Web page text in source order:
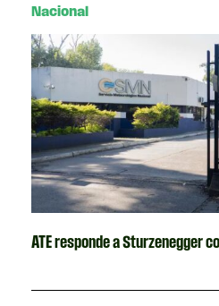
Nacional
ATE responde a Sturzenegger